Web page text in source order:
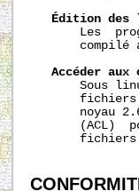
Édition des
Les
compilé
Accéder aux
Sous
noyau
(ACL)
fichiers